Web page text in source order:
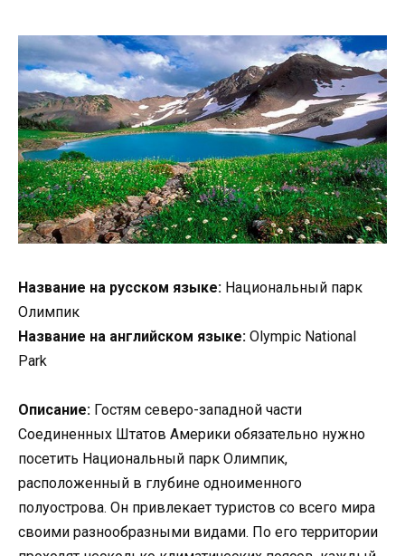
Название на русском языке: Национальный парк
Олимпик
Название на английском языке: Olympic National
Park
Описание: Гостям северо-западной части
Соединенных Штатов Америки обязательно нужно
посетить Национальный парк Олимпик,
расположенный в глубине одноименного
полуострова. Он привлекает туристов со всего мира
своими разнообразными видами. По его территории